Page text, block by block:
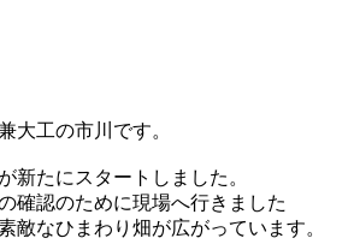
工の市川です。
新たにスタートしました。
確認のために現場へ行きました
敵なひまわり畑が広がっています。